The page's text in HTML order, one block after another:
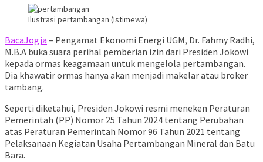
Ilustrasi pertambangan (Istimewa)
BacaJogja – Pengamat Ekonomi Energi UGM, Dr. Fahmy Radhi,
M.B.A buka suara perihal pemberian izin dari Presiden Jokowi
kepada ormas keagamaan untuk mengelola pertambangan.
Dia khawatir ormas hanya akan menjadi makelar atau broker
tambang.
Seperti diketahui, Presiden Jokowi resmi meneken Peraturan
Pemerintah (PP) Nomor 25 Tahun 2024 tentang Perubahan
atas Peraturan Pemerintah Nomor 96 Tahun 2021 tentang
Pelaksanaan Kegiatan Usaha Pertambangan Mineral dan Batu
Bara.